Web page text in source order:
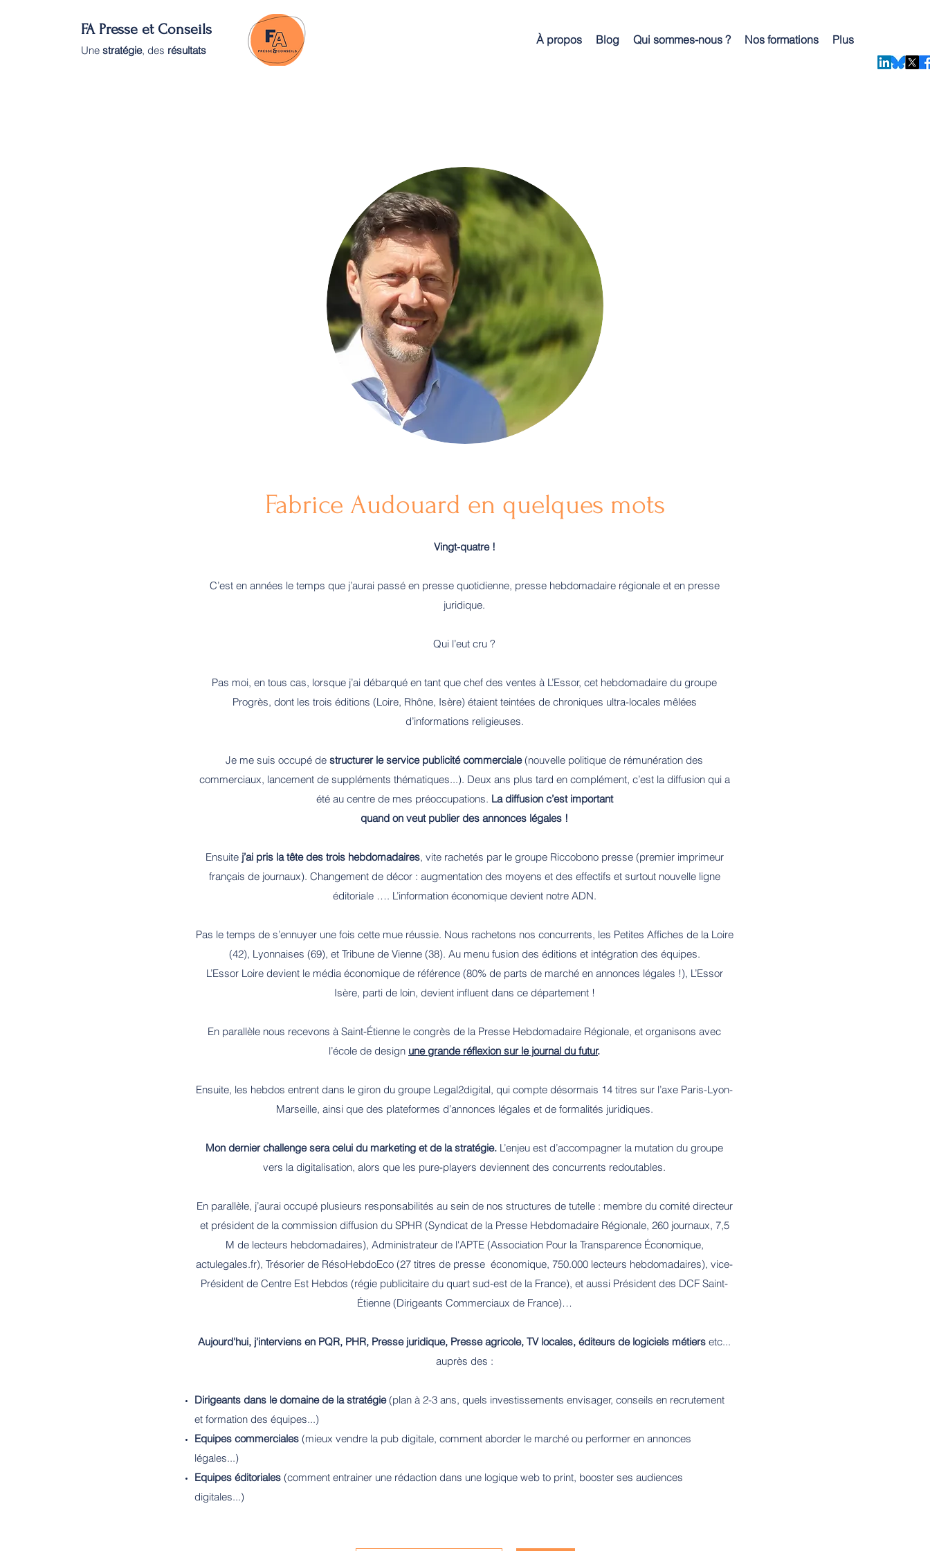
FA Presse et Conseils
Une stratégie, des résultats
À propos Blog Qui sommes-nous ? Nos formations Plus
Fabrice Audouard en quelques mots
Vingt-quatre !
C’est en années le temps que j’aurai passé en presse quotidienne, presse hebdomadaire régionale et en presse
juridique.
Qui l’eut cru ?
Pas moi, en tous cas, lorsque j’ai débarqué en tant que chef des ventes à L’Essor, cet hebdomadaire du groupe
Progrès, dont les trois éditions (Loire, Rhône, Isère) étaient teintées de chroniques ultra-locales mêlées
d’informations religieuses.
Je me suis occupé de structurer le service publicité commerciale(nouvelle politique de rémunération des
commerciaux, lancement de suppléments thématiques...). Deux ans plus tard en complément, c’est la diffusion qui a
été au centre de mes préoccupations. La diffusion c’est important
quand on veut publier des annonces légales !
Ensuite j’ai pris la tête des trois hebdomadaires, vite rachetés par le groupe Riccobono presse (premier imprimeur
français de journaux). Changement de décor : augmentation des moyens et des effectifs et surtout nouvelle ligne
éditoriale …. L’information économique devient notre ADN.
Pas le temps de s’ennuyer une fois cette mue réussie. Nous rachetons nos concurrents, les Petites Affiches de la Loire
(42), Lyonnaises (69), et Tribune de Vienne (38). Au menu fusion des éditions et intégration des équipes.
L’Essor Loire devient le média économique de référence (80% de parts de marché en annonces légales !), L’Essor
Isère, parti de loin, devient influent dans ce département !
En parallèle nous recevons à Saint-Étienne le congrès de la Presse Hebdomadaire Régionale, et organisons avec
l’école de design une grande réflexion sur le journal du futur.
Ensuite, les hebdos entrent dans le giron du groupe Legal2digital, qui compte désormais 14 titres sur l’axe Paris-Lyon-
Marseille, ainsi que des plateformes d’annonces légales et de formalités juridiques.
Mon dernier challenge sera celui du marketing et de la stratégie. L’enjeu est d’accompagner la mutation du groupe
vers la digitalisation, alors que les pure-players deviennent des concurrents redoutables.
En parallèle, j’aurai occupé plusieurs responsabilités au sein de nos structures de tutelle : membre du comité directeur
et président de la commission diffusion du SPHR (Syndicat de la Presse Hebdomadaire Régionale, 260 journaux, 7,5
M de lecteurs hebdomadaires), Administrateur de l'APTE (Association Pour la Transparence Économique,
actulegales.fr), Trésorier de RésoHebdoEco (27 titres de presse économique, 750.000 lecteurs hebdomadaires), vice-
Président de Centre Est Hebdos (régie publicitaire du quart sud-est de la France), et aussi Président des DCF Saint-
Étienne (Dirigeants Commerciaux de France)…
Aujourd'hui, j'interviens en PQR, PHR, Presse juridique, Presse agricole, TV locales, éditeurs de logiciels métiers etc...
auprès des :
Dirigeants dans le domaine de la stratégie(plan à 2-3 ans, quels investissements envisager, conseils en recrutement
et formation des équipes...)
Equipes commerciales (mieux vendre la pub digitale, comment aborder le marché ou performer en annonces
légales...)
Equipes éditoriales (comment entrainer une rédaction dans une logique web to print, booster ses audiences
digitales...)